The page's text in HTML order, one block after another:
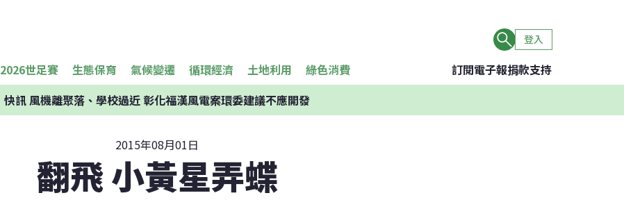
登入
2026世足賽 生態保育 氣候變遷 循環經濟 土地利用 綠色消費 訂閱電子報捐款支持
快訊風機離聚落、學校過近 彰化福漢風電案環委建議不應開發
2015年08月01日
翻飛 小黃星弄蝶